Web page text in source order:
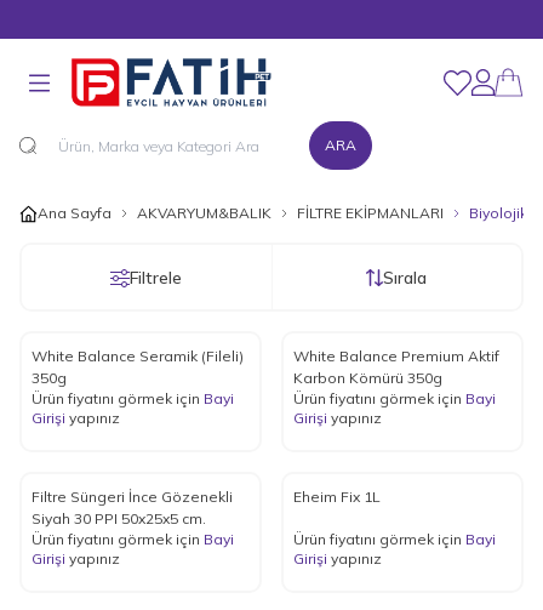
ARA
Hesabım
Favorilerim
Ana Sayfa AKVARYUM&BALIK FİLTRE EKİPMANLARI Biyolojik
Filtrele Sırala
White Balance Seramik (Fileli)
350g
Ürün fiyatını görmek için Bayi
Girişi yapınız
White Balance Premium Aktif
Karbon Kömürü 350g
Ürün fiyatını görmek için Bayi
Girişi yapınız
Filtre Süngeri İnce Gözenekli
Siyah 30 PPI 50x25x5 cm.
Ürün fiyatını görmek için Bayi
Girişi yapınız
Eheim Fix 1L
Ürün fiyatını görmek için Bayi
Girişi yapınız